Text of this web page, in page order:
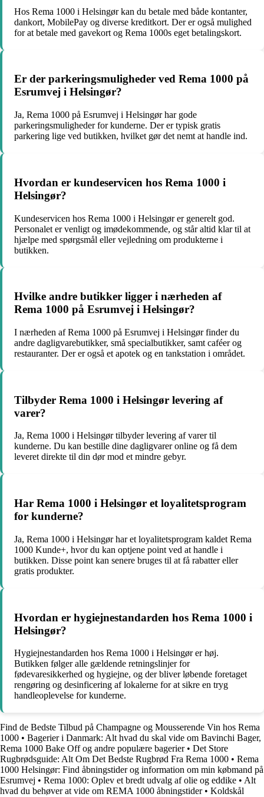
Hos Rema 1000 i Helsingør kan du betale med både kontanter,
dankort, MobilePay og diverse kreditkort. Der er også mulighed
for at betale med gavekort og Rema 1000s eget betalingskort.
Er der parkeringsmuligheder ved Rema 1000 på
Esrumvej i Helsingør?
Ja, Rema 1000 på Esrumvej i Helsingør har gode
parkeringsmuligheder for kunderne. Der er typisk gratis
parkering lige ved butikken, hvilket gør det nemt at handle ind.
Hvordan er kundeservicen hos Rema 1000 i
Helsingør?
Kundeservicen hos Rema 1000 i Helsingør er generelt god.
Personalet er venligt og imødekommende, og står altid klar til at
hjælpe med spørgsmål eller vejledning om produkterne i
butikken.
Hvilke andre butikker ligger i nærheden af
Rema 1000 på Esrumvej i Helsingør?
I nærheden af Rema 1000 på Esrumvej i Helsingør finder du
andre dagligvarebutikker, små specialbutikker, samt caféer og
restauranter. Der er også et apotek og en tankstation i området.
Tilbyder Rema 1000 i Helsingør levering af
varer?
Ja, Rema 1000 i Helsingør tilbyder levering af varer til
kunderne. Du kan bestille dine dagligvarer online og få dem
leveret direkte til din dør mod et mindre gebyr.
Har Rema 1000 i Helsingør et loyalitetsprogram
for kunderne?
Ja, Rema 1000 i Helsingør har et loyalitetsprogram kaldet Rema
1000 Kunde+, hvor du kan optjene point ved at handle i
butikken. Disse point kan senere bruges til at få rabatter eller
gratis produkter.
Hvordan er hygiejnestandarden hos Rema 1000 i
Helsingør?
Hygiejnestandarden hos Rema 1000 i Helsingør er høj.
Butikken følger alle gældende retningslinjer for
fødevaresikkerhed og hygiejne, og der bliver løbende foretaget
rengøring og desinficering af lokalerne for at sikre en tryg
handleoplevelse for kunderne.
Find de Bedste Tilbud på Champagne og Mousserende Vin hos Rema
1000 • Bagerier i Danmark: Alt hvad du skal vide om Bavinchi Bager,
Rema 1000 Bake Off og andre populære bagerier• Det Store
Rugbrødsguide: Alt Om Det Bedste Rugbrød Fra Rema 1000 • Rema
1000 Helsingør: Find åbningstider og information om min købmand på
Esrumvej • Rema 1000: Oplev et bredt udvalg af olie og eddike • Alt
hvad du behøver at vide om REMA 1000 åbningstider• Koldskål